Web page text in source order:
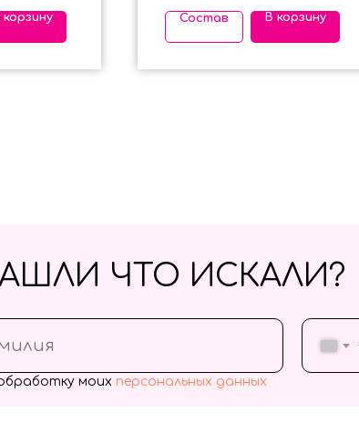
корзину Состав В корзину
моих персональных данных
ЧТО ИСКАЛИ?